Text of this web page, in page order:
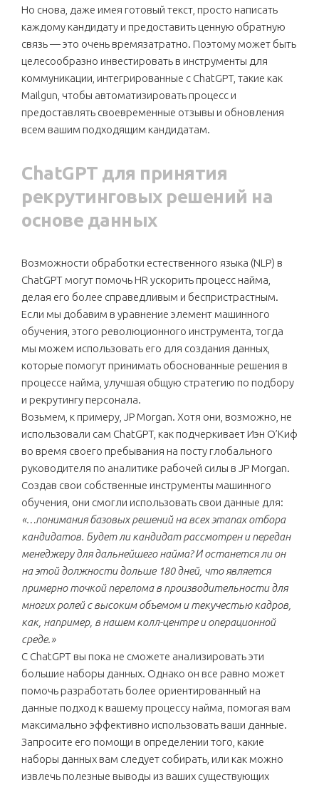
Но снова, даже имея готовый текст, просто написать
каждому кандидату и предоставить ценную обратную
связь — это очень времязатратно. Поэтому может быть
целесообразно инвестировать в инструменты для
коммуникации, интегрированные с ChatGPT, такие как
Mailgun, чтобы автоматизировать процесс и
предоставлять своевременные отзывы и обновления
всем вашим подходящим кандидатам.
ChatGPT для принятия
рекрутинговых решений на
основе данных
Возможности обработки естественного языка (NLP) в
ChatGPT могут помочь HR ускорить процесс найма,
делая его более справедливым и беспристрастным.
Если мы добавим в уравнение элемент машинного
обучения, этого революционного инструмента, тогда
мы можем использовать его для создания данных,
которые помогут принимать обоснованные решения в
процессе найма, улучшая общую стратегию по подбору
и рекрутингу персонала.
Возьмем, к примеру, JP Morgan. Хотя они, возможно, не
использовали сам ChatGPT, как подчеркивает Иэн О’Киф
во время своего пребывания на посту глобального
руководителя по аналитике рабочей силы в JP Morgan.
Создав свои собственные инструменты машинного
обучения, они смогли использовать свои данные для:
«…понимания базовых решений на всех этапах отбора
кандидатов. Будет ли кандидат рассмотрен и передан
менеджеру для дальнейшего найма? И останется ли он
на этой должности дольше 180 дней, что является
примерно точкой перелома в производительности для
многих ролей с высоким объемом и текучестью кадров,
как, например, в нашем колл-центре и операционной
среде.»
С ChatGPT вы пока не сможете анализировать эти
большие наборы данных. Однако он все равно может
помочь разработать более ориентированный на
данные подход к вашему процессу найма, помогая вам
максимально эффективно использовать ваши данные.
Запросите его помощи в определении того, какие
наборы данных вам следует собирать, или как можно
извлечь полезные выводы из ваших существующих